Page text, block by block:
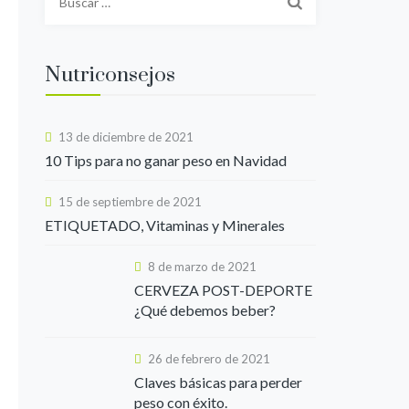
Nutriconsejos
13 de diciembre de 2021
10 Tips para no ganar peso en Navidad
15 de septiembre de 2021
ETIQUETADO, Vitaminas y Minerales
8 de marzo de 2021
CERVEZA POST-DEPORTE
¿Qué debemos beber?
26 de febrero de 2021
Claves básicas para perder
peso con éxito.